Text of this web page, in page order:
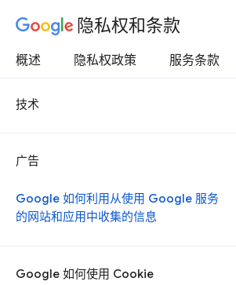
隐私权和条款
概述 隐私权政策 服务条款
技术
广告
Google 如何利用从使用 Google 服务
的网站和应用中收集的信息
Google 如何使用 Cookie